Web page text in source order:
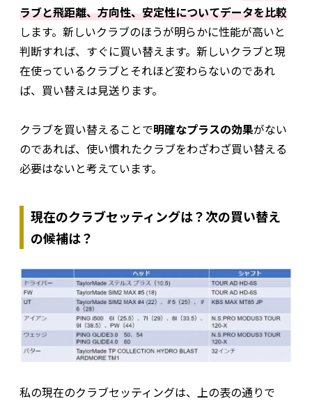
ラブと飛距離、方向性、安定性についてデータを比較
します。新しいクラブのほうが明らかに性能が高いと
判断すれば、すぐに買い替えます。新しいクラブと現
在使っているクラブとそれほど変わらないのであれ
ば、買い替えは見送ります。
クラブを買い替えることで明確なプラスの効果がない
のであれば、使い慣れたクラブをわざわざ買い替える
必要はないと考えています。
現在のクラブセッティングは？次の買い替え
の候補は？
私の現在のクラブセッティングは、上の表の通りで